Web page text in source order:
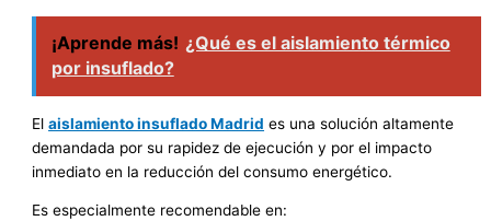
¡Aprende más! ¿Qué es el aislamiento térmico
por insuflado?
Elaislamiento insuflado Madrid es una solución altamente
demandada por su rapidez de ejecución y por el impacto
inmediato en la reducción del consumo energético.
Es especialmente recomendable en: